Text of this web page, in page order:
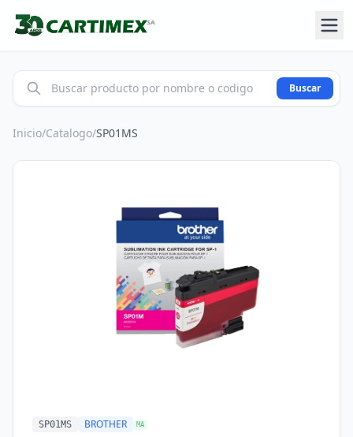
Buscar
Inicio/Catalogo/SP01MS
SP01MS BROTHER MA